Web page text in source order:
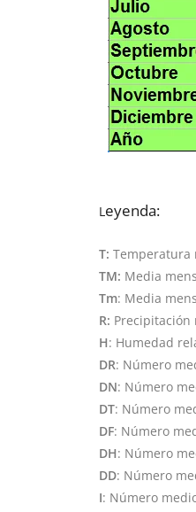
L eyenda:
T: Temperatura
TM: Media
Tm: Media
R: Precipitación
H: Humedad
DR: Número
DN: Número
DT: Número
DF: Número
DH: Número
DD: Número
I: Número